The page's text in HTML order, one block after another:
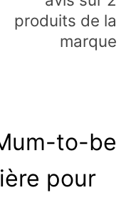
produits de la
marque
to-be
pour